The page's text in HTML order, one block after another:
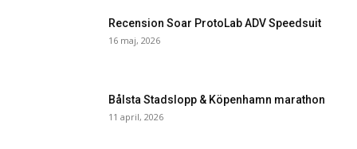
Recension Soar ProtoLab ADV Speedsuit
16 maj, 2026
Bålsta Stadslopp & Köpenhamn marathon
11 april, 2026